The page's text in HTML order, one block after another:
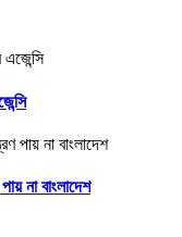
না বাংলাদেশ